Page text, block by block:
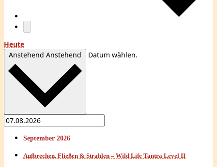
Heute
Anstehend Anstehend Datum wählen.
September 2026
Aufbrechen, Fließen & Strahlen – Wild Life Tantra Level II